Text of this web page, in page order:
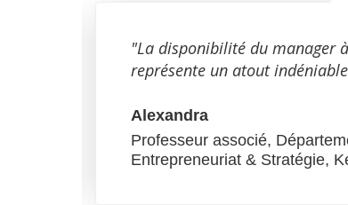
"La disponibilité du manager
représente un atout
Alexandra
Professeur associé,
Entrepreneuriat & Stratégie,